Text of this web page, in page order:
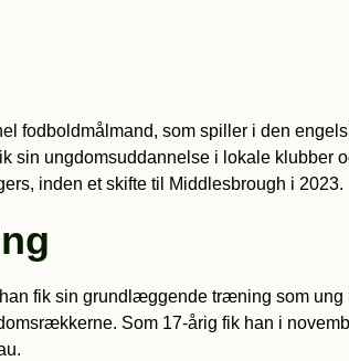
fodboldmålmand, som spiller i den
ungdomsuddannelse i lokale klubber
inden et skifte til Middlesbrough i 2023.
fik sin grundlæggende træning som
Som 17-årig fik han i